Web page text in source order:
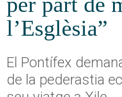
l’Esglèsia”
El Pontífex
de la pederastia